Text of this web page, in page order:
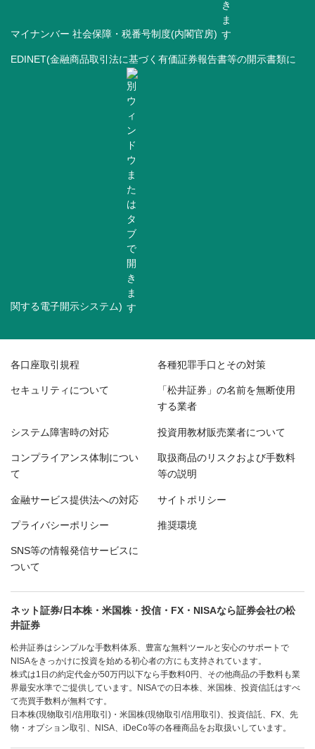
マイナンバー 社会保障・税番号制度(内閣官房)
EDINET(金融商品取引法に基づく有価証券報告書等の開示書類に
関する電子開示システム)
各口座取引規程 各種犯罪手口とその対策
セキュリティについて 「松井証券」の名前を無断使用
する業者
システム障害時の対応 投資用教材販売業者について
コンプライアンス体制につい
て
取扱商品のリスクおよび手数料
等の説明
金融サービス提供法への対応 サイトポリシー
プライバシーポリシー 推奨環境
SNS等の情報発信サービスに
ついて
ネット証券/日本株・米国株・投信・FX・NISAなら証券会社の松
井証券
松井証券はシンプルな手数料体系、豊富な無料ツールと安心のサポートで
NISAをきっかけに投資を始める初心者の方にも支持されています。
株式は1日の約定代金が50万円以下なら手数料0円、その他商品の手数料も業
界最安水準でご提供しています。NISAでの日本株、米国株、投資信託はすべ
て売買手数料が無料です。
日本株(現物取引/信用取引)・米国株(現物取引/信用取引)、投資信託、FX、先
物・オプション取引、NISA、iDeCo等の各種商品をお取扱いしています。